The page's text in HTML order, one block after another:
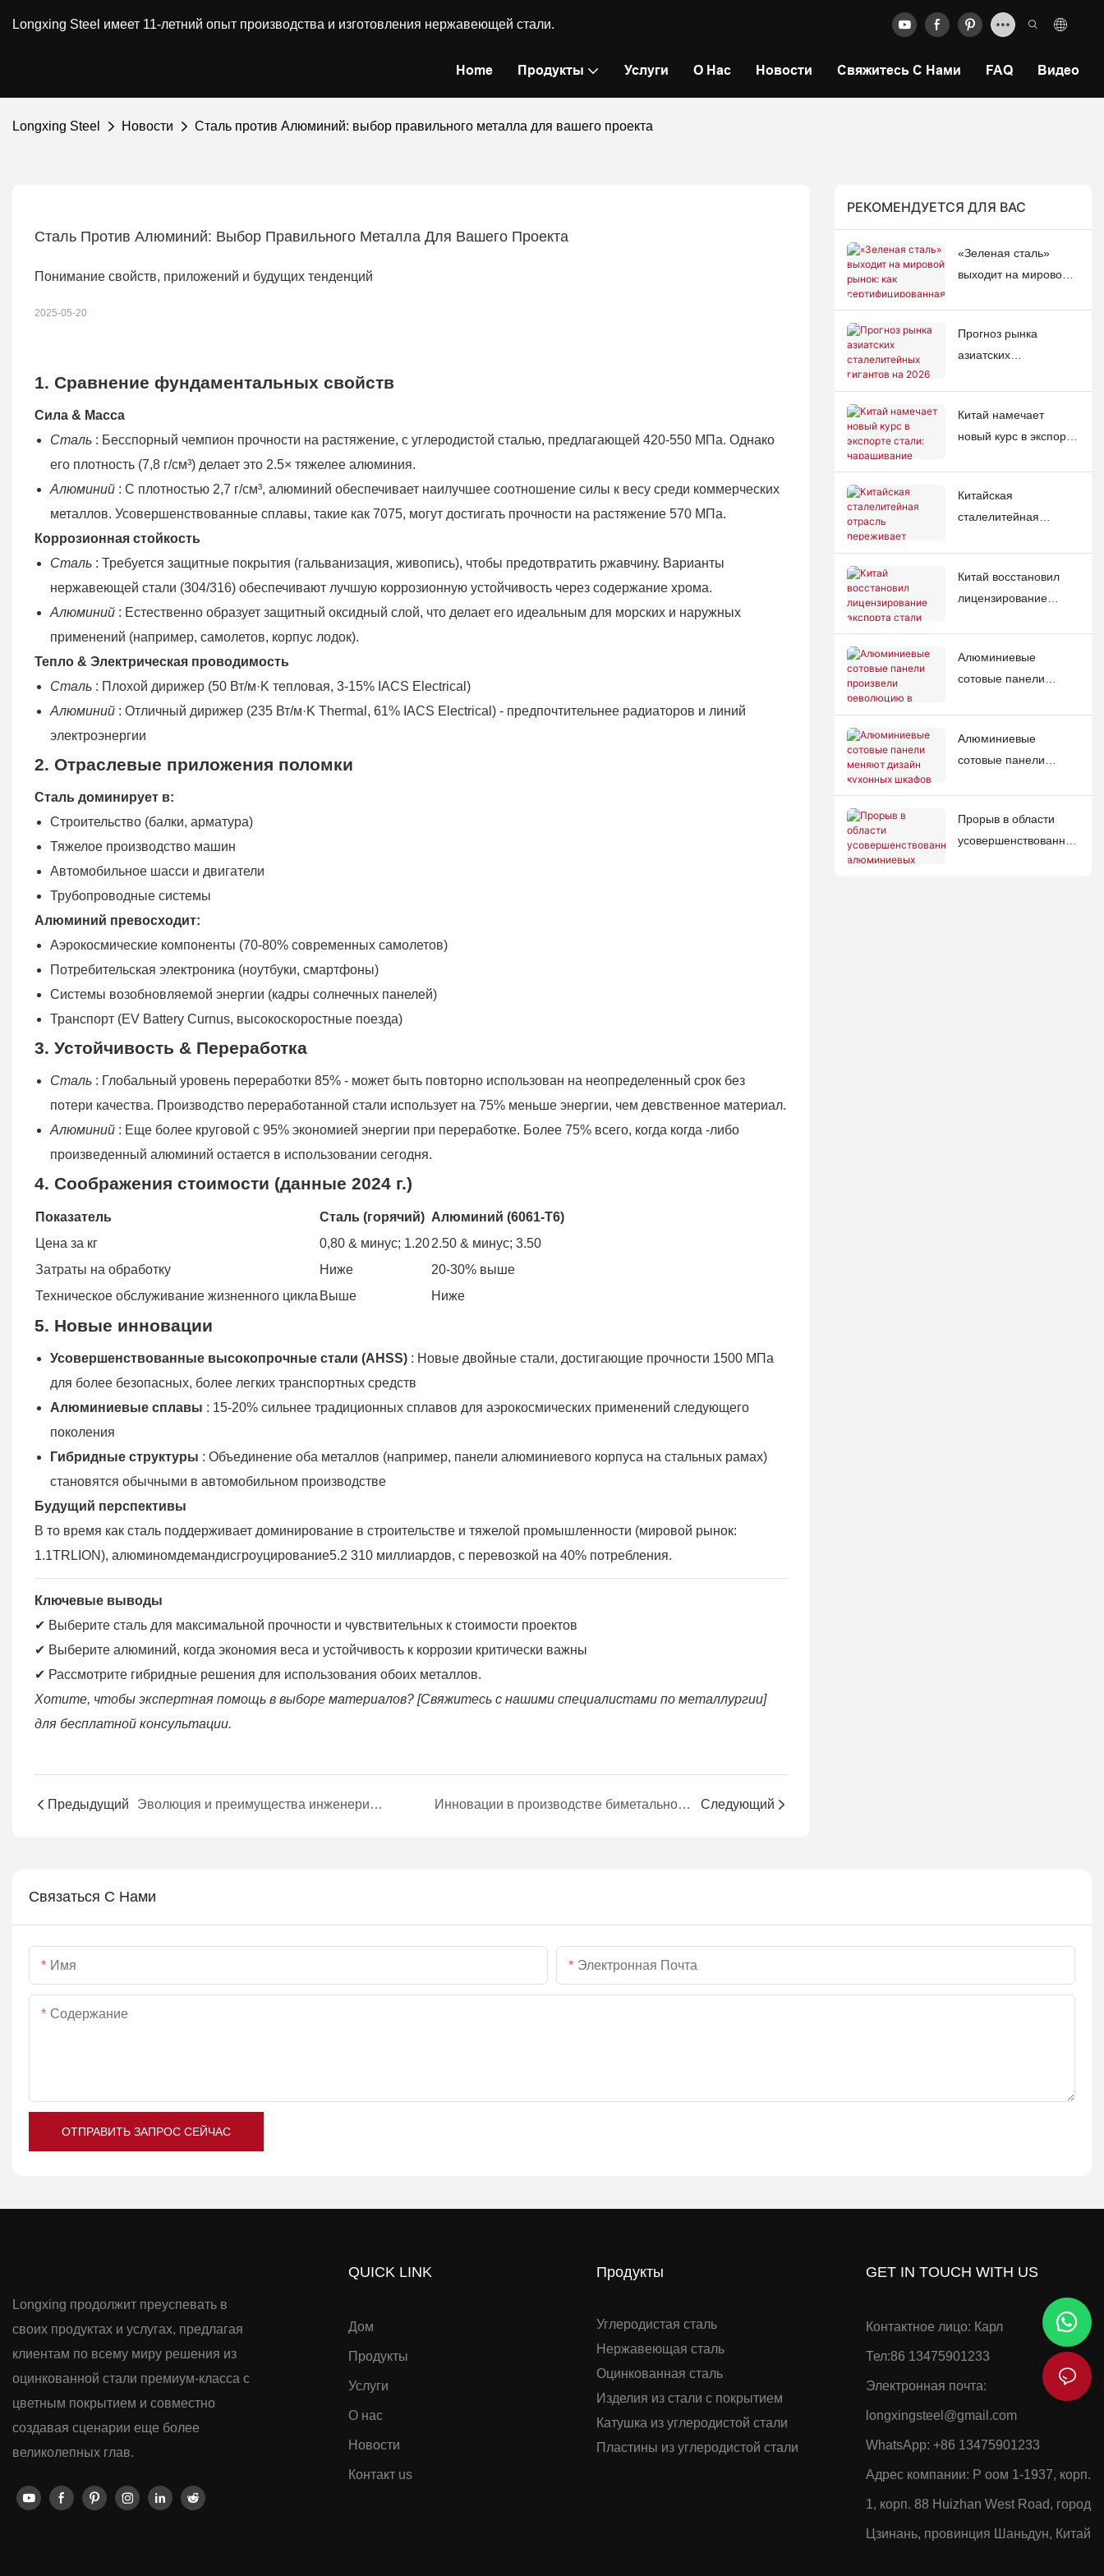
Longxing Steel имеет 11-летний опыт производства и изготовления нержавеющей стали.
Home Продукты Услуги О Нас Новости Свяжитесь С Нами FAQ Видео
Longxing Steel Новости Сталь против Алюминий: выбор правильного металла для вашего проекта
Сталь Против Алюминий: Выбор Правильного Металла Для Вашего Проекта
Понимание свойств, приложений и будущих тенденций
2025-05-20
1. Сравнение фундаментальных свойств
Сила & Масса
Сталь : Бесспорный чемпион прочности на растяжение, с углеродистой сталью, предлагающей 420-550 МПа. Однако
его плотность (7,8 г/см³) делает это 2.5× тяжелее алюминия.
Алюминий : С плотностью 2,7 г/см³, алюминий обеспечивает наилучшее соотношение силы к весу среди коммерческих
металлов. Усовершенствованные сплавы, такие как 7075, могут достигать прочности на растяжение 570 МПа.
Коррозионная стойкость
Сталь : Требуется защитные покрытия (гальванизация, живопись), чтобы предотвратить ржавчину. Варианты
нержавеющей стали (304/316) обеспечивают лучшую коррозионную устойчивость через содержание хрома.
Алюминий : Естественно образует защитный оксидный слой, что делает его идеальным для морских и наружных
применений (например, самолетов, корпус лодок).
Тепло & Электрическая проводимость
Сталь : Плохой дирижер (50 Вт/м·K тепловая, 3-15% IACS Electrical)
Алюминий : Отличный дирижер (235 Вт/м·K Thermal, 61% IACS Electrical) - предпочтительнее радиаторов и линий
электроэнергии
2. Отраслевые приложения поломки
Сталь доминирует в:
Строительство (балки, арматура)
Тяжелое производство машин
Автомобильное шасси и двигатели
Трубопроводные системы
Алюминий превосходит:
Аэрокосмические компоненты (70-80% современных самолетов)
Потребительская электроника (ноутбуки, смартфоны)
Системы возобновляемой энергии (кадры солнечных панелей)
Транспорт (EV Battery Curnus, высокоскоростные поезда)
3. Устойчивость & Переработка
Сталь : Глобальный уровень переработки 85% - может быть повторно использован на неопределенный срок без
потери качества. Производство переработанной стали использует на 75% меньше энергии, чем девственное материал.
Алюминий : Еще более круговой с 95% экономией энергии при переработке. Более 75% всего, когда когда -либо
произведенный алюминий остается в использовании сегодня.
4. Соображения стоимости (данные 2024 г.)
Показатель Сталь (горячий) Алюминий (6061-T6)
Цена за кг
0,80 & минус; 1.202.50 & минус; 3.50
Затраты на обработку
Ниже
20-30% выше
Техническое обслуживание жизненного цикла Выше Ниже
5. Новые инновации
Усовершенствованные высокопрочные стали (AHSS) : Новые двойные стали, достигающие прочности 1500 МПа
для более безопасных, более легких транспортных средств
Алюминиевые сплавы : 15-20% сильнее традиционных сплавов для аэрокосмических применений следующего
поколения
Гибридные структуры : Объединение оба металлов (например, панели алюминиевого корпуса на стальных рамах)
становятся обычными в автомобильном производстве
Будущий перспективы
В то время как сталь поддерживает доминирование в строительстве и тяжелой промышленности (мировой рынок:
1.1TRLION), алюминомдемандисгроуцирование5.2 310 миллиардов, с перевозкой на 40% потребления.
Ключевые выводы
✔ Выберите сталь для максимальной прочности и чувствительных к стоимости проектов
✔ Выберите алюминий, когда экономия веса и устойчивость к коррозии критически важны
✔ Рассмотрите гибридные решения для использования обоих металлов.
Хотите, чтобы экспертная помощь в выборе материалов? [Свяжитесь с нашими специалистами по металлургии]
для бесплатной консультации.
Предыдущий Эволюция и преимущества инженерии стальной конструкции в современной конструкции Инновации в производстве биметального производства стали Следующий
РЕКОМЕНДУЕТСЯ ДЛЯ ВАС
«Зеленая сталь»
выходит на мировой
низкоуглеродистая
продукция меняет
Прогноз рынка
азиатских
осторожный оптимизм
в отношении
Китай намечает
новый курс в экспорте
сотрудничества на
фоне глобальных
Китайская
сталелитейная
на фоне
модернизации с
Китай восстановил
лицензирование
отрасль
переориентироваться
продукции,
ориентированной на
Алюминиевые
сотовые панели
производстве легких
конструкций в
всему миру
Алюминиевые
сотовые панели
благодаря
экологичным
Прорыв в области
усовершенствованных
Связаться С Нами
Имя Электронная Почта
Содержание
ОТПРАВИТЬ ЗАПРОС СЕЙЧАС
Longxing продолжит преуспевать в
своих продуктах и ​​услугах, предлагая
клиентам по всему миру решения из
оцинкованной стали премиум-класса с
цветным покрытием и совместно
создавая сценарии еще более
великолепных глав.
QUICK LINK
Дом
Продукты
Услуги
О нас
Новости
Контакт us
Продукты
Углеродистая сталь
Нержавеющая сталь
Оцинкованная сталь
Изделия из стали с покрытием
Катушка из углеродистой стали
Пластины из углеродистой стали
GET IN TOUCH WITH US
Контактное лицо: Карл
Тел:86 13475901233
Электронная почта:
longxingsteel@gmail.com
WhatsApp:+86 13475901233
Адрес компании: Роом 1-1937, корп.
1, корп. 88 Huizhan West Road, город
Цзинань, провинция Шаньдун, Китай